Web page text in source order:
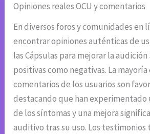
Opiniones reales OCU y comentarios
En diversos foros y comunidades en
encontrar opiniones auténticas de
las Cápsulas para mejorar la
positivas como negativas. La mayoría
comentarios de los usuarios son
destacando que han experimentado
de los síntomas y una mejora
auditivo tras su uso. Los testimonios